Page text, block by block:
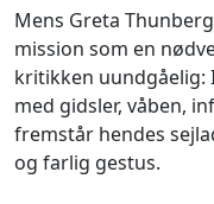
Mens Greta
mission som en
kritikken uundgåelig:
med gidsler, våben,
fremstår hendes
og farlig gestus.